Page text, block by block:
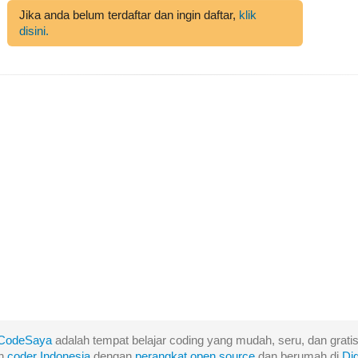
Jika anda belum terdaftar dan ingin daftar, klik
disini.
adalah tempat belajar coding yang mudah, seru, dan